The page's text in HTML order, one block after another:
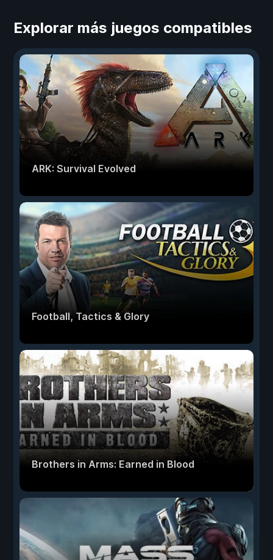
Explorar más juegos compatibles
ARK: Survival Evolved
Football, Tactics & Glory
Brothers in Arms: Earned in Blood